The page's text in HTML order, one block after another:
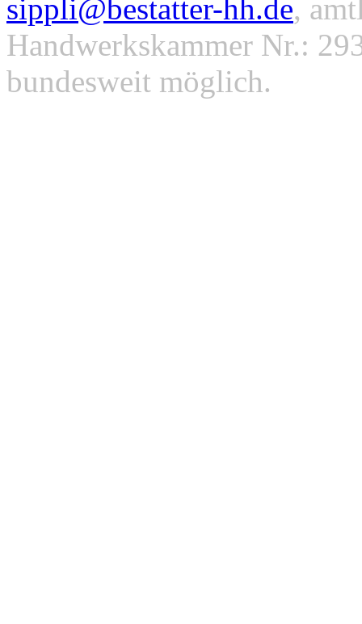
sippli@bestatter-hh.de,
Handwerkskammer Nr.:
bundesweit möglich.